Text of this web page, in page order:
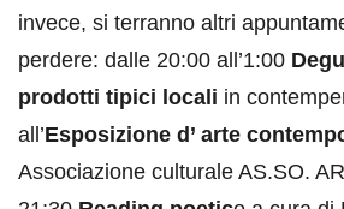
invece, si terranno altri
perdere: dalle 20:00 all’1:00
prodotti tipici locali in
all’Esposizione d’ arte
Associazione culturale AS.SO.